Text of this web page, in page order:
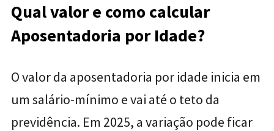
Qual valor e como calcular
Aposentadoria por Idade?
O valor da aposentadoria por idade inicia em
um salário-mínimo e vai até o teto da
previdência. Em 2025, a variação pode ficar